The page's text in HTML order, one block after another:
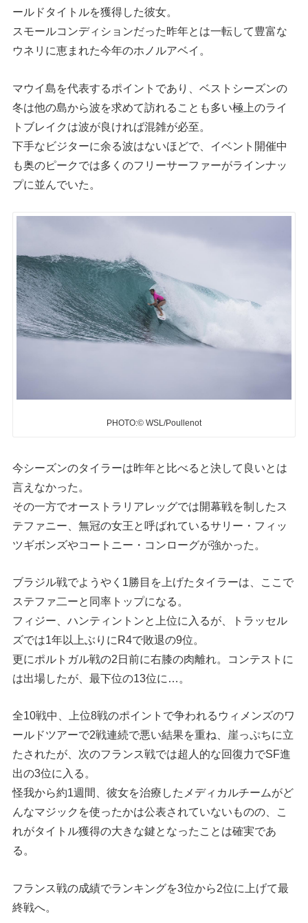
ールドタイトルを獲得した彼女。
スモールコンディションだった昨年とは一転して豊富な
ウネリに恵まれた今年のホノルアベイ。
マウイ島を代表するポイントであり、ベストシーズンの
冬は他の島から波を求めて訪れることも多い極上のライ
トブレイクは波が良ければ混雑が必至。
下手なビジターに余る波はないほどで、イベント開催中
も奥のピークでは多くのフリーサーファーがラインナッ
プに並んでいた。
PHOTO:© WSL/Poullenot
今シーズンのタイラーは昨年と比べると決して良いとは
言えなかった。
その一方でオーストラリアレッグでは開幕戦を制したス
テファニー、無冠の女王と呼ばれているサリー・フィッ
ツギボンズやコートニー・コンローグが強かった。
ブラジル戦でようやく1勝目を上げたタイラーは、ここで
ステファ二ーと同率トップになる。
フィジー、ハンティントンと上位に入るが、トラッセル
ズでは1年以上ぶりにR4で敗退の9位。
更にポルトガル戦の2日前に右膝の肉離れ。コンテストに
は出場したが、最下位の13位に…。
全10戦中、上位8戦のポイントで争われるウィメンズのワ
ールドツアーで2戦連続で悪い結果を重ね、崖っぷちに立
たされたが、次のフランス戦では超人的な回復力でSF進
出の3位に入る。
怪我から約1週間、彼女を治療したメディカルチームがど
んなマジックを使ったかは公表されていないものの、こ
れがタイトル獲得の大きな鍵となったことは確実であ
る。
フランス戦の成績でランキングを3位から2位に上げて最
終戦へ。